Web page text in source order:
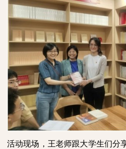
活动现场，王老师跟大学生们分